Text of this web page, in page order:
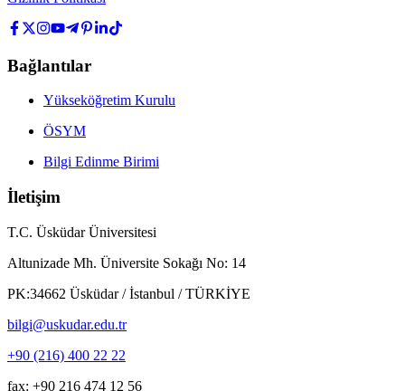
Bağlantılar
Yükseköğretim Kurulu
ÖSYM
Bilgi Edinme Birimi
İletişim
T.C. Üsküdar Üniversitesi
Altunizade Mh. Üniversite Sokağı No: 14
PK:34662 Üsküdar / İstanbul / TÜRKİYE
bilgi@uskudar.edu.tr
+90 (216) 400 22 22
fax: +90 216 474 12 56